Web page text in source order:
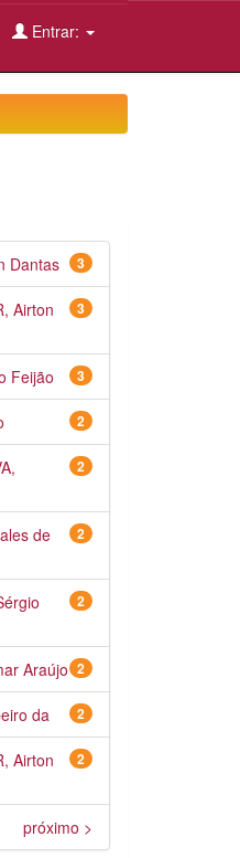
Entrar:
3
Dantas
3
Airton
3
Feijão
2
2
2
de
2
2
Araújo
2
da
2
Airton
próximo >